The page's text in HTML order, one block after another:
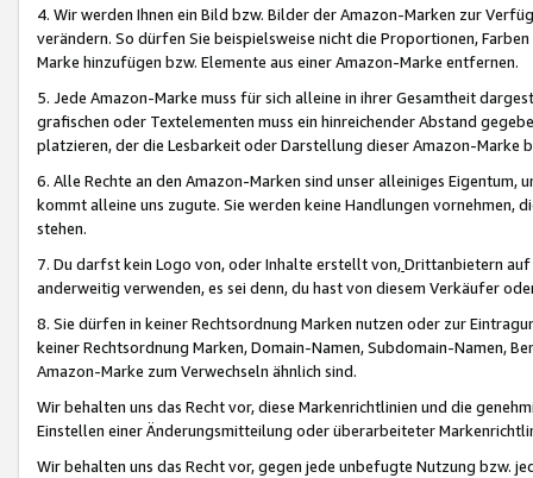
4. Wir werden Ihnen ein Bild bzw. Bilder der Amazon-Marken zur
verändern. So dürfen Sie beispielsweise nicht die Proportionen,
Marke hinzufügen bzw. Elemente aus einer Amazon-Marke entfernen.
5. Jede Amazon-Marke muss für sich alleine in ihrer Gesamtheit
grafischen oder Textelementen muss ein hinreichender Abstand
platzieren, der die Lesbarkeit oder Darstellung dieser Amazon-Marke
6. Alle Rechte an den Amazon-Marken sind unser alleiniges
kommt alleine uns zugute. Sie werden keine Handlungen vornehmen,
stehen.
7. Du darfst kein Logo von, oder Inhalte erstellt von,Drittanbietern auf
anderweitig verwenden, es sei denn, du hast von diesem Verkäufer
8. Sie dürfen in keiner Rechtsordnung Marken nutzen oder zur
keiner Rechtsordnung Marken, Domain-Namen, Subdomain-Namen,
Amazon-Marke zum Verwechseln ähnlich sind.
Wir behalten uns das Recht vor, diese Markenrichtlinien und die
Einstellen einer Änderungsmitteilung oder überarbeiteter
Wir behalten uns das Recht vor, gegen jede unbefugte Nutzung bzw.